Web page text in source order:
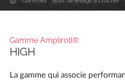
Gamme Ampliroll®
HIGH
La gamme qui associe